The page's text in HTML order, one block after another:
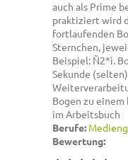
auch als Prime
praktiziert wird
fortlaufenden
Sternchen,
Beispiel: Ñ2*ì.
Sekunde
Bogen zu
im Arbeitsbuch
Berufe:
Bewertung: